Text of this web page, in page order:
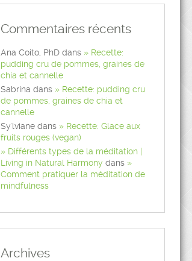
Commentaires récents
Ana Coito, PhDdans
Recette:
pudding cru de pommes, graines de
chia et cannelle
Sabrina dans
Recette: pudding cru
de pommes, graines de chia et
cannelle
Sy'lvianedans
Recette: Glace aux
fruits rouges (vegan)
Différents types de la méditation |
Living in Natural Harmony dans
Comment pratiquer la méditation de
mindfulness
Archives